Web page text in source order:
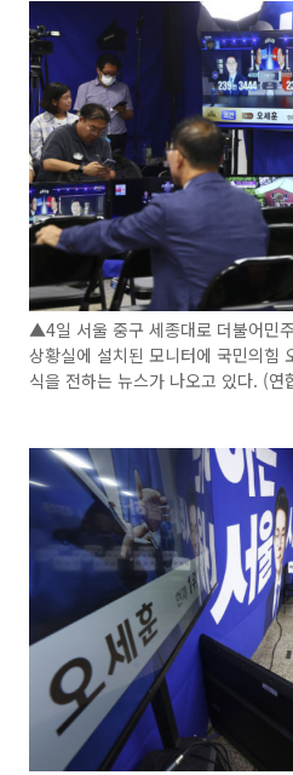
▲4일 서울 중구 세종대로 더불어민
상황실에 설치된 모니터에 국민의힘
식을 전하는 뉴스가 나오고 있다. (연